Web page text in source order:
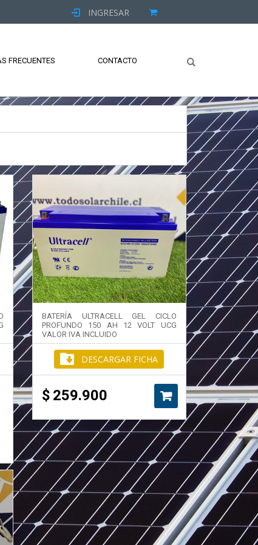
INGRESAR
FRECUENTES CONTACTO
BATERÍA ULTRACELL GEL CICLO
PROFUNDO 150 AH 12 VOLT UCG
VALOR IVA INCLUIDO
DESCARGAR FICHA
$ 259.900